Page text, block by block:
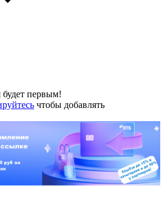
первым!
чтобы добавлять